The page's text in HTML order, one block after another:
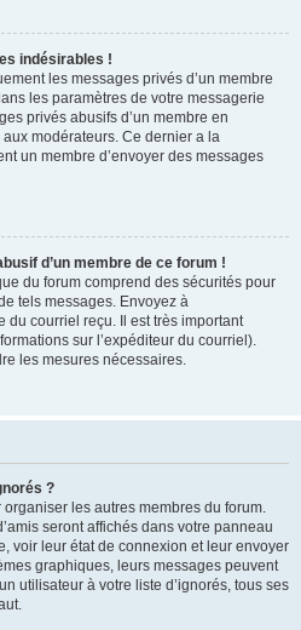
indésirables !
les messages privés d’un membre
les paramètres de votre messagerie
privés abusifs d’un membre en
modérateurs. Ce dernier a la
un membre d’envoyer des messages
d’un membre de ce forum !
du forum comprend des sécurités pour
tels messages. Envoyez à
du courriel reçu. Il est très important
sur l’expéditeur du courriel).
les mesures nécessaires.
?
les autres membres du forum.
seront affichés dans votre panneau
voir leur état de connexion et leur envoyer
graphiques, leurs messages peuvent
utilisateur à votre liste d’ignorés, tous ses